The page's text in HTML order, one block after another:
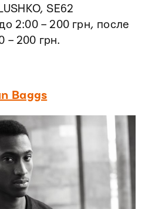
SE62
2:00 – 200 грн, после
– 200 грн.
Baggs